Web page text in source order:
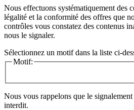
Nous effectuons systématiquement des
légalité et la conformité des offres que
contrôles vous constatez des contenus
nous le signaler.
Sélectionnez un motif dans la liste ci-
Motif:
Nous vous rappelons que le
interdit.